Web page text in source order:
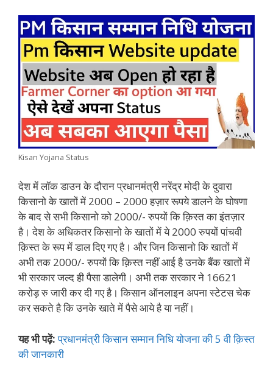
Kisan Yojana Status
देश में लॉक डाउन के दौरान प्रधानमंत्री नरेंद्र मोदी के दुवारा
किसानो के खातों में 2000 – 2000 हज़ार रूपये डालने के घोषणा
के बाद से सभी किसानो को 2000/- रुपयों कि क़िस्त का इंतज़ार
है। देश के अधिकतर किसानो के खातों में ये 2000 रुपयों पांचवी
क़िस्त के रूप में डाल दिए गए है। और जिन किसानो कि खातों में
अभी तक 2000/- रुपयों कि क़िस्त नहीं आई है उनके बैंक खातों में
भी सरकार जल्द ही पैसा डालेगी। अभी तक सरकार ने 16621
करोड़ रु जारी कर दी गए है। किसान ऑनलाइन अपना स्टेटस चेक
कर सकते है कि उनके खाते में पैसे आये है या नहीं।
यह भी पढ़ें: प्रधानमंत्री किसान सम्मान निधि योजना की 5 वी क़िस्त
की जानकारी